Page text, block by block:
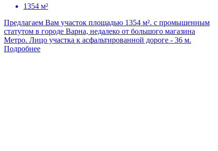
1354 м²
Предлагаем Вам участок площадью 1354 м². с промышенным
статутом в городе Варна, недалеко от большого магазина
Метро. Лицо участка к асфальтированной дороге - 36 м.
Подробнее